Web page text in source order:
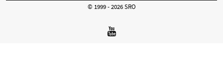
© 1999 - 2026 SRO